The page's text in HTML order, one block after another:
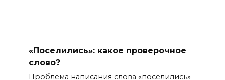
«Поселились»: какое проверочное
слово?
Проблема написания слова «поселились» –